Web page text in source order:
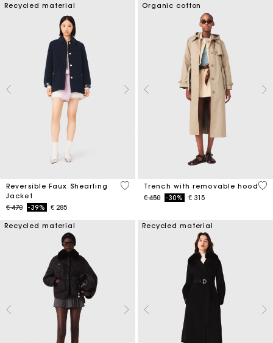
Recycled material
Reversible Faux Shearling
Jacket
Price reduced from
€ 470to-39% € 285
4,8 out of 5 Customer Rating
Organic cotton
Trench with removable hood
Price reduced from
€ 450to-30% € 315
4,1
Recycled material Recycled material